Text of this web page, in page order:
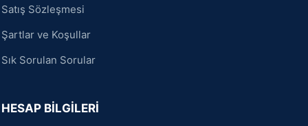
Satış Sözleşmesi
Şartlar ve Koşullar
Sık Sorulan Sorular
HESAP BİLGİLERİ